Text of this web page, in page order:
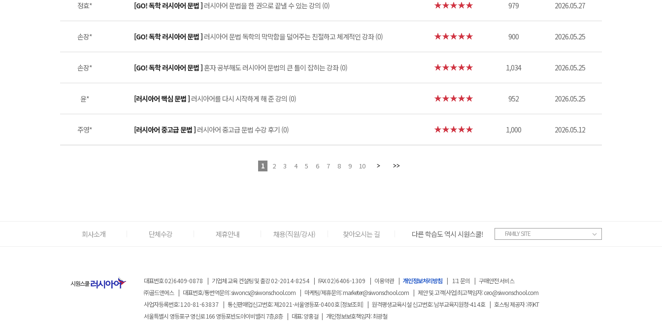
정효* [GO! 독학 러시아어 문법 ] 러시아어 문법을 한 권으로 끝낼 수 있는 강의 (0) 979 2026.05.27
손장* [GO! 독학 러시아어 문법 ] 러시아어 문법 독학의 막막함을 덜어주는 친절하고 체계적인 강좌 (0) 900 2026.05.25
손장* [GO! 독학 러시아어 문법 ]혼자 공부해도 러시아어 문법의 큰 틀이 잡히는 강좌 (0) 1,034 2026.05.25
윤* [러시아어 핵심 문법 ] 러시아어를 다시 시작하게 해 준 강의 (0) 952 2026.05.25
주영* [러시아어 중고급 문법 ] 러시아어 중고급 문법 수강 후기 (0) 1,000 2026.05.12
1 2 3 4 5 6 7 8 9 10
회사소개 단체수강 제휴안내 채용(직원/강사) 찾아오시는 길 다른 학습도 역시 시원스쿨! FAMILY SITE
대표번호02)6409-0878 | 기업체 교육 컨설팅 및 출강02-2014-8254 | FAX02)6406-1309 | 이용약관 | 개인정보처리방침 | 1:1 문의 | 구매안전 서비스
㈜골드앤에스 | 대표번호/통번역문의:siwoncs@siwonschool.com | 마케팅/제휴문의:marketer@siwonschool.com | 제안 및 고객(사업)최고책임자:ceo@siwonschool.com
사업자등록번호:120-81-63837 | 통신판매업신고번호: 제2021-서울영등포-0400호[정보조회] | 원격평생교육시설 신고번호: 남부교육지원청-414호 | 호스팅 제공자 : ㈜KT
서울특별시 영등포구 영신로 166 영등포반도아이비밸리 7층,8층 | 대표: 양홍걸 | 개인정보보호책임자: 최광철